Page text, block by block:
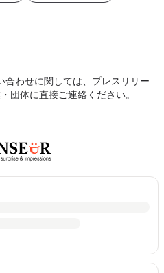
合わせに関しては、プレスリリー
団体に直接ご連絡ください。